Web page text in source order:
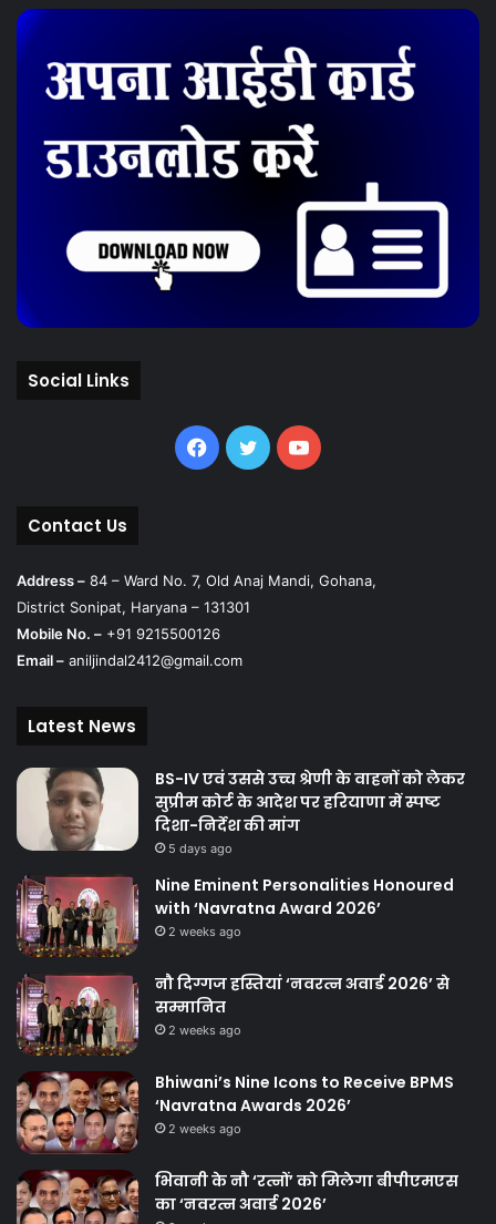
Social Links
Facebook
TwitterYouTube
Contact Us
Address – 84 – Ward No. 7, Old Anaj Mandi, Gohana,
District Sonipat, Haryana – 131301
Mobile No. – +91 9215500126
Email – aniljindal2412@gmail.com
Latest News
BS-IV एवं उससे उच्च श्रेणी के वाहनों को लेकर
सुप्रीम कोर्ट के आदेश पर हरियाणा में स्पष्ट
दिशा-निर्देश की मांग
5 days ago
Nine Eminent Personalities Honoured
with ‘Navratna Award 2026’
2 weeks ago
नौ दिग्गज हस्तियां ‘नवरत्न अवार्ड 2026’ से
सम्मानित
2 weeks ago
Bhiwani’s Nine Icons to Receive BPMS
‘Navratna Awards 2026’
2 weeks ago
भिवानी के नौ ‘रत्नों’ को मिलेगा बीपीएमएस
का ‘नवरत्न अवार्ड 2026’